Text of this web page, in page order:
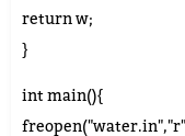
return w;
}
int main(){